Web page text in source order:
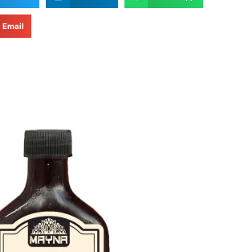
Email